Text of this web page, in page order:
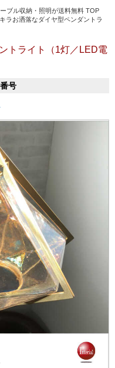
ブル収納・照明が送料無料 TOP
ラお洒落なダイヤ型ペンダントラ
トライト（1灯／LED電
号